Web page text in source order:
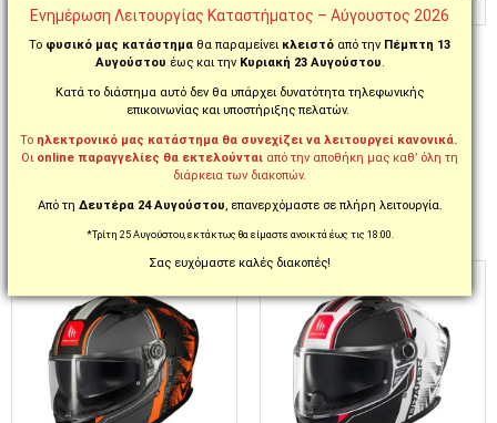
ΚΩΔ. MTH000KRA514
ΚΡΑΝΟΣ ΜΗΧΑΝΗΣ MT
BRAKER SV 2206 WILDRAT B3
FLUO MAT
144,95€ 129,90€ -10%
XS S M L XL XXL
ΕΠΙΛΟΓΈΣ...
ΚΩΔ. MTH000KRA513
ΚΡΑΝΟΣ ΜΗΧΑΝΗΣ MT
BRAKER SV 2206 DEEP GREY
MAT A2
134,95€ 119,90€ -11%
XS S M L XL XXL
ΕΠΙΛΟΓΈΣ...
FREE
Ενημέρωση Λειτουργίας Καταστήματος – Αύγουστος 2026
Το φυσικό μας κατάστημα θα παραμείνει κλειστό από την Πέμπτη 13
Αυγούστου έως και τηνΚυριακή 23 Αυγούστου.
Κατά το διάστημα αυτό δεν θα υπάρχει δυνατότητα τηλεφωνικής
επικοινωνίας και υποστήριξης πελατών.
Το ηλεκτρονικό μας κατάστημα θα συνεχίζει να λειτουργεί κανονικά.
Οι online παραγγελίες θα εκτελούνται από την αποθήκη μας καθ’ όλη τη
διάρκεια των διακοπών.
Από τη Δευτέρα 24 Αυγούστου, επανερχόμαστε σε πλήρη λειτουργία.
*Τρίτη 25 Αυγούστου, εκτάκτως θα είμαστε ανοικτά έως τις 18:00.
Σας ευχόμαστε καλές διακοπές!